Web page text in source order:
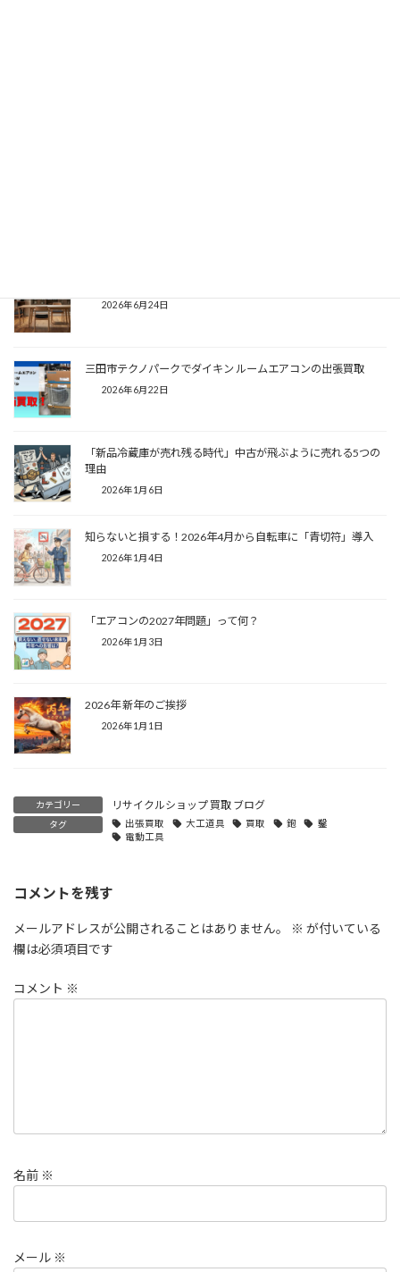
2026年6月24日
三田市テクノパークでダイキン ルームエアコンの出張買取
2026年6月22日
「新品冷蔵庫が売れ残る時代」中古が飛ぶように売れる5つの
理由
2026年1月6日
知らないと損する！2026年4月から自転車に「青切符」導入
2026年1月4日
「エアコンの2027年問題」って何？
2026年1月3日
2026年 新年のご挨拶
2026年1月1日
カテゴリー リサイクルショップ 買取 ブログ
タグ 出張買取 大工道具 買取 鉋
鑿
電動工具
コメントを残す
メールアドレスが公開されることはありません。 ※ が付いている
欄は必須項目です
コメント ※
名前 ※
メール ※